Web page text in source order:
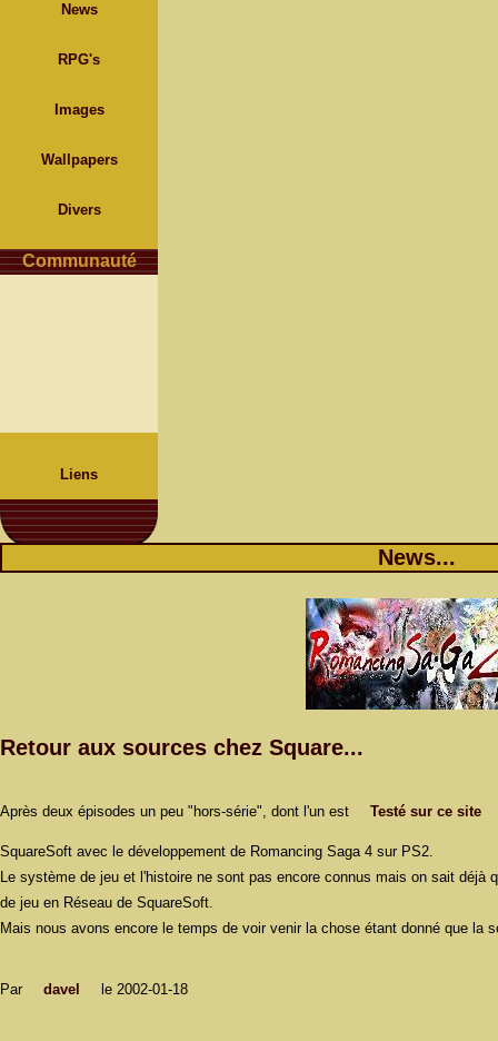
News
RPG's
Images
Wallpapers
Divers
Communauté
Liens
News...
Retour aux sources chez Square...
Après deux épisodes un peu "hors-série", dont l'un est Testé sur ce site
SquareSoft avec le développement de Romancing Saga 4 sur PS2.
Le système de jeu et l'histoire ne sont pas encore connus mais on sait déjà
de jeu en Réseau de SquareSoft.
Mais nous avons encore le temps de voir venir la chose étant donné que la
Par davel le 2002-01-18